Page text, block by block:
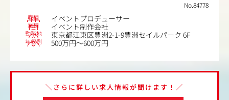
No.84778
職種 イベントプロデューサー
業種 イベント制作会社
勤務地 東京都江東区豊洲2-1-9豊洲セイルパーク 6F
年収例 500万円～600万円
＼さらに詳しい求人情報が聞けます！／